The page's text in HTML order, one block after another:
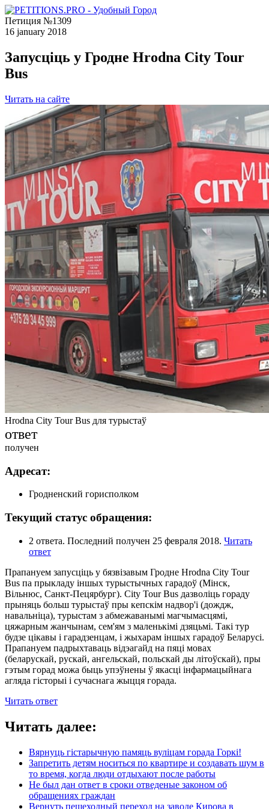
Петиция №1309
16 january 2018
Запусціць у Гродне Hrodna City Tour
Bus
Читать на сайте
Hrodna City Tour Bus для турыстаў
ответ
получен
Адресат:
Гродненский горисполком
Текущий статус обращения:
2 ответа. Последний получен 25 февраля 2018. Читать
ответ
Прапануем запусціць у бязвізавым Гродне Hrodna City Tour
Bus па прыкладу іншых турыстычных гарадоў (Мінск,
Вільнюс, Санкт-Пецярбург). City Tour Bus дазволіць гораду
прыняць больш турыстаў пры кепскім надвор'і (дождж,
навальніца), турыстам з абмежаванымі магчымасцямі,
цяжарным жанчынам, сем'ям з маленькімі дзяцьмі. Такі тур
будзе цікавы і гарадзенцам, і жыхарам іншых гарадоў Беларусі.
Прапануем падрыхтаваць відэагайд на пяці мовах
(беларускай, рускай, ангельскай, польскай ды літоўскай), пры
гэтым горад можа быць упэўнены ў якасці інфармацыйнага
агляда гісторыі і сучаснага жыцця горада.
Читать ответ
Читать далее:
Вярнуць гістарычную памяць вуліцам горада Горкі!
Запретить детям носиться по квартире и создавать шум в
то время, когда люди отдыхают после работы
Не был дан ответ в сроки отведеные законом об
обращениях граждан
Вернуть пешеходный переход на заводе Кирова в